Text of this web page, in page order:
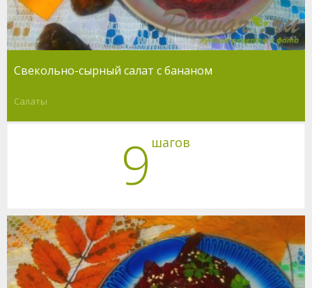
Свекольно-сырный салат с бананом
Салаты
9 шагов